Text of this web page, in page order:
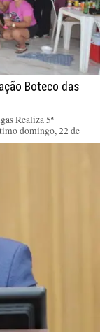
Boteco das
Realiza 5ª
domingo, 22 de